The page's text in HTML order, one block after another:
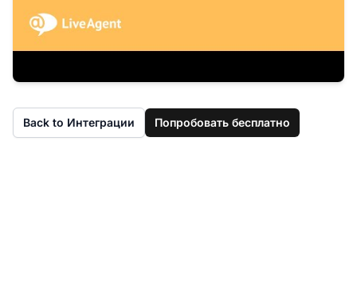
Back to Интеграции Попробовать бесплатно